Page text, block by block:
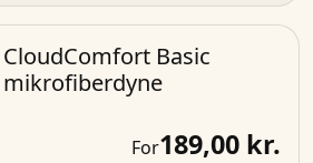
CloudComfort Basic
mikrofiberdyne
For189,00 kr.